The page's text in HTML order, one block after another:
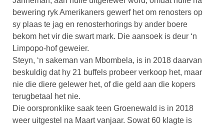
bewering ryk Amerikaners gewerf het om renosters op
sy plaas te jag en renosterhorings by ander boere
bekom het vir die swart mark. Die aansoek is deur ‘n
Limpopo-hof geweier.
Steyn, ‘n sakeman van Mbombela, is in 2018 daarvan
beskuldig dat hy 21 buffels probeer verkoop het, maar
nie die diere gelewer het, of die geld aan die kopers
terugbetaal het nie.
Die oorspronklike saak teen Groenewald is in 2018
weer uitgestel na Maart vanjaar. Sowat 60 klagte is